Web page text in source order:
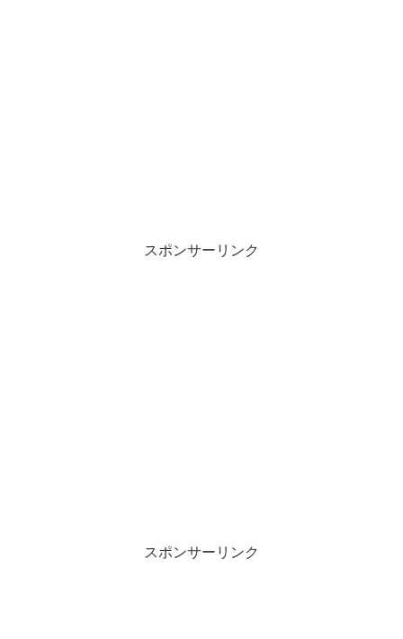
スポンサーリンク
スポンサーリンク